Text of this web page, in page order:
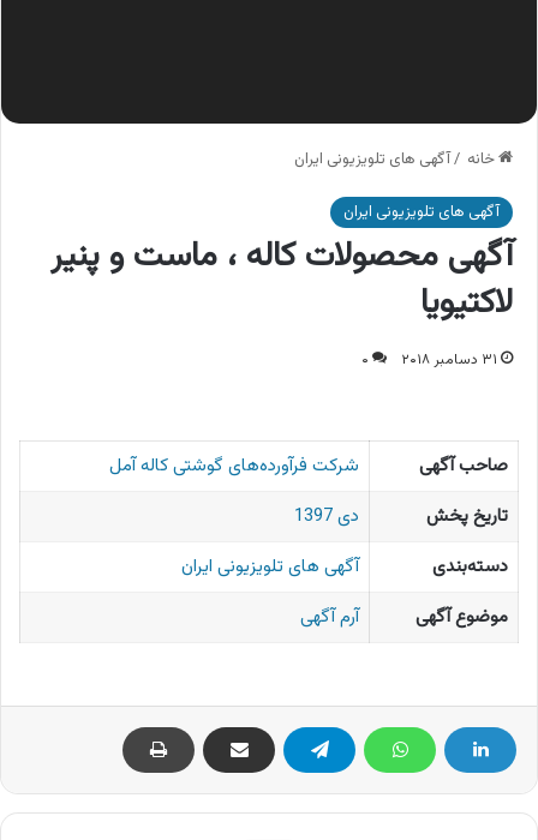
خانه /آگهی های تلویزیونی ایران
آگهی های تلویزیونی ایران
آگهی محصولات کاله ، ماست و پنیر
لاکتیویا
۳۱ دسامبر ۲۰۱۸ ۰
صاحب آگهی
شركت فرآورده‌های گوشتی کاله آمل
تاریخ پخش
دی 1397
دسته‌بندی
آگهی های تلویزیونی ایران
موضوع آگهی
آرم آگهی